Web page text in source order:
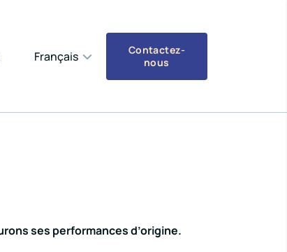
Français
Contactez-
nous
ses performances d’origine.